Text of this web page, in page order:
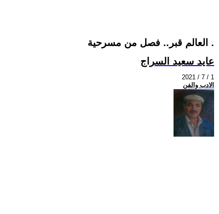
العالم قبر.. فصل من مسرحية .
عايد سعيد السراج
2021 / 7 / 1
الادب والفن